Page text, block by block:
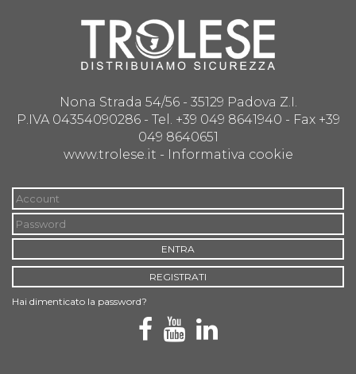
Nona Strada 54/56 - 35129 Padova Z.I.
P.IVA 04354090286 - Tel. +39 049 8641940 - Fax +39
049 8640651
www.trolese.it -
Informativa cookie
Hai dimenticato la password?
ENTRA
REGISTRATI